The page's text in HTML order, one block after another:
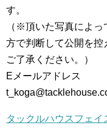
す。
（※頂いた写真によ
方で判断して公開を
ご了承ください。）
Eメールアドレス
タックルハウスフェ